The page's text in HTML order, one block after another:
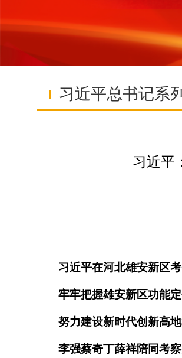
习近平总书记系
习近平
习近平在河北雄安新区
牢牢把握雄安新区功能
努力建设新时代创新高
李强蔡奇丁薛祥陪同考